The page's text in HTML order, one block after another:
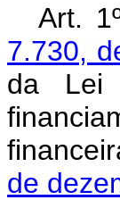
Art.
7.730,
da Lei
de